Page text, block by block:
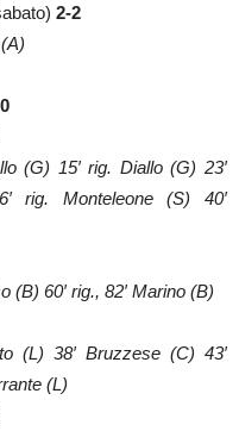
2-2
(G) 15′ rig. Diallo (G) 23′
rig. Monteleone (S) 40′
(B) 60′ rig., 82′ Marino (B)
(L) 38′ Bruzzese (C) 43′
(L)